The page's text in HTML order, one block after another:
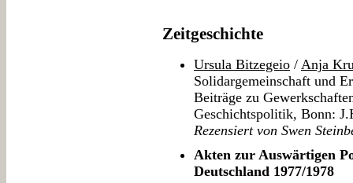
Zeitgeschichte
Ursula Bitzegeio / Anja
Solidargemeinschaft und
Beiträge zu
Geschichtspolitik, Bonn:
Rezensiert von Swen
Akten zur Auswärtigen
Deutschland 1977/1978